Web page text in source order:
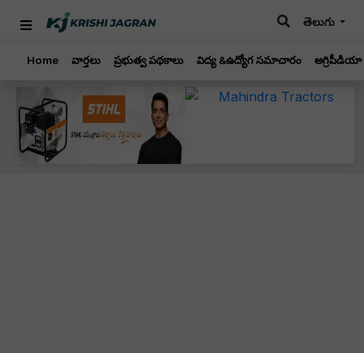
తెలుగు
Home వార్తలు ప్రభుత్వ పథకాలు విద్య &ఉద్యోగ సమాచారం అగ్రిపీడియా